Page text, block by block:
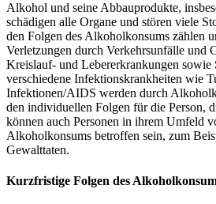
Alkohol und seine Abbauprodukte,
schädigen alle Organe und stören viele
den Folgen des Alkoholkonsums zählen
Verletzungen durch Verkehrsunfälle und
Kreislauf- und Lebererkrankungen sowie
verschiedene Infektionskrankheiten wie
Infektionen/AIDS werden durch
den individuellen Folgen für die Person,
können auch Personen in ihrem Umfeld
Alkoholkonsums betroffen sein, zum
Gewalttaten.
Kurzfristige Folgen des